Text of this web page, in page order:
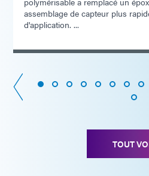
assemblage de capteur plus
d'application. ...
TOUT